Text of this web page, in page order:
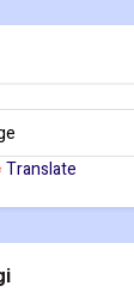
Translate